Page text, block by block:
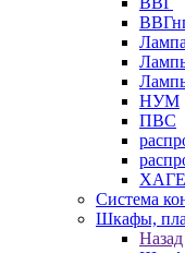
НУМ
ПВС
Система
Шкафы,
Назад